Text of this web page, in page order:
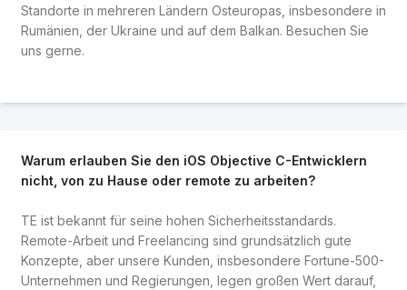
Standorte in mehreren Ländern Osteuropas, insbesondere in
Rumänien, der Ukraine und auf dem Balkan. Besuchen Sie
uns gerne.
Warum erlauben Sie den iOS Objective C-Entwicklern
nicht, von zu Hause oder remote zu arbeiten?
TE ist bekannt für seine hohen Sicherheitsstandards.
Remote-Arbeit und Freelancing sind grundsätzlich gute
Konzepte, aber unsere Kunden, insbesondere Fortune-500-
Unternehmen und Regierungen, legen großen Wert darauf,